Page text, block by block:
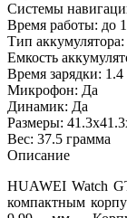
Системы
Время работы: до
Тип
Емкость
Время зарядки: 1.4
Микрофон: Да
Динамик: Да
Размеры:
Вес: 37.5 грамма
Описание
HUAWEI Watch
компактным